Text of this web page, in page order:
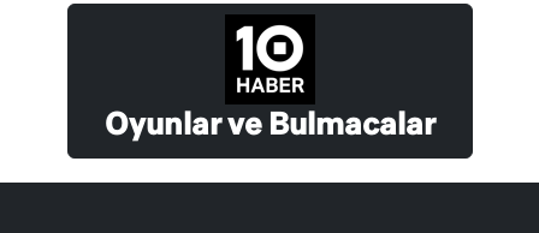
Oyunlar ve Bulmacalar